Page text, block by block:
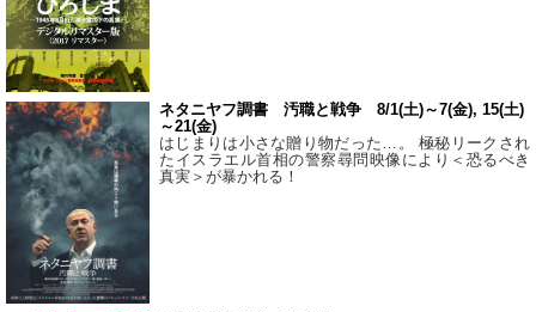
ネタニヤフ調書 汚職と戦争 8/1(土)～7(金), 15(土)
～21(金)
はじまりは小さな贈り物だった…。 極秘リークされ
たイスラエル首相の警察尋問映像により＜恐るべき
真実＞が暴かれる！